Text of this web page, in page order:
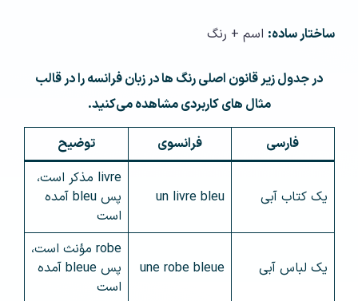
ساختار ساده: اسم + رنگ
در جدول زیر قانون اصلی رنگ‌ ها در زبان فرانسه را در قالب
مثال های کاربردی مشاهده می‌کنید.
فارسی فرانسوی توضیح
یک کتاب آبی un livre bleu
livre مذکر است،
پس bleu آمده
است
یک لباس آبی une robe bleue
robe مؤنث است،
پس bleue آمده
است